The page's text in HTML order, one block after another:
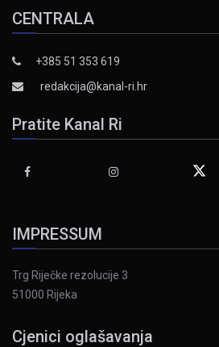
CENTRALA
+385 51 353 619
redakcija@kanal-ri.hr
Pratite Kanal Ri
IMPRESSUM
Trg Riječke rezolucije 3
51000 Rijeka
Cjenici oglašavanja